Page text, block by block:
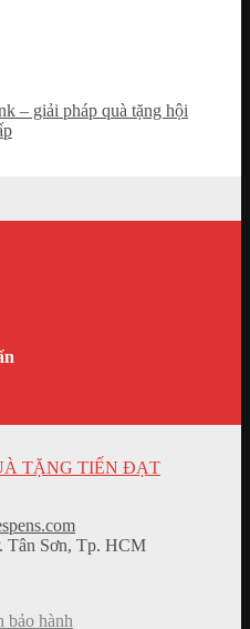
– giải pháp quà tặng hội
TẶNG TIẾN ĐẠT
Tân Sơn, Tp. HCM
bảo hành